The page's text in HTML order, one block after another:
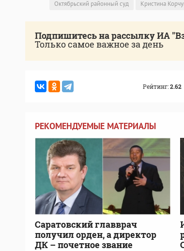
Октябрьский районный суд Кристина
Подпишитесь на рассылку ИА
Только самое важное за день
Рейтинг:2.62
РЕКОМЕНДУЕМЫЕ МАТЕРИАЛЫ
Саратовский главврач
получил орден, а директор
ДК – почетное звание